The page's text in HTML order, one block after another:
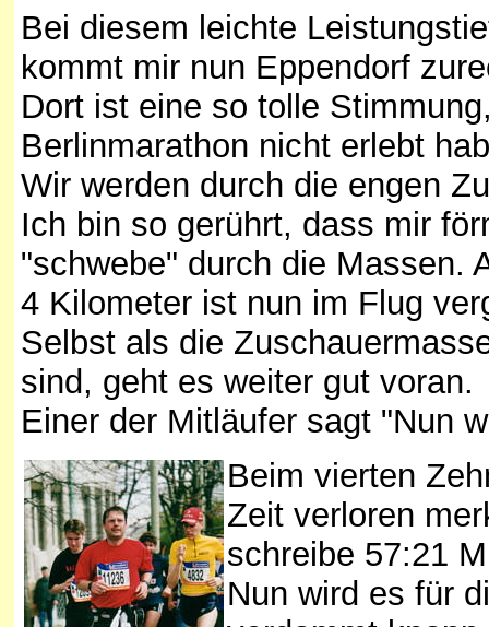
Bei diesem leichte
kommt mir nun Eppendorf
Dort ist eine so tolle
Berlinmarathon nicht erlebt
Wir werden durch die engen
Ich bin so gerührt, dass mir
"schwebe" durch die Massen.
4 Kilometer ist nun im Flug
Selbst als die
sind, geht es weiter gut voran.
Einer der Mitläufer sagt "Nun
Beim vierten
Zeit verloren
schreibe 57:21
Nun wird es für